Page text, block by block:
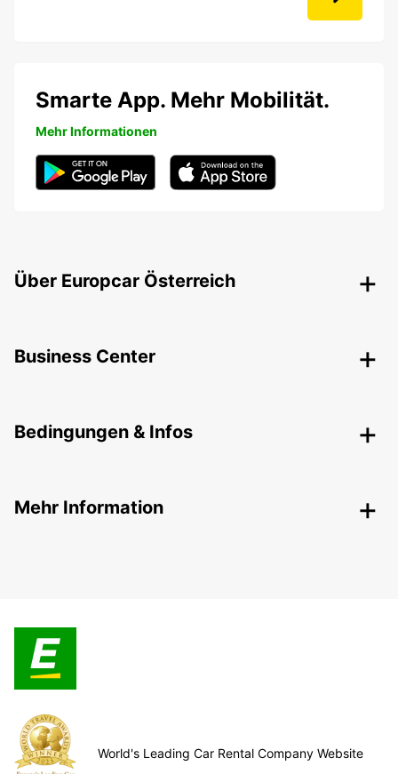
Smarte App. Mehr Mobilität.
Mehr Informationen
Über Europcar Österreich
Business Center
Bedingungen & Infos
Mehr Information
World's Leading Car Rental Company Website